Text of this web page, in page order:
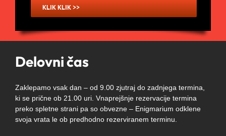
KLIK KLIK >>
Delovni čas
Zaklepamo vsak dan – od 9.00 zjutraj do zadnjega termina,
ki se prične ob 21.00 uri. Vnaprejšnje rezervacije termina
preko spletne strani pa so obvezne – Enigmarium odklene
svoja vrata le ob predhodno rezerviranem terminu.